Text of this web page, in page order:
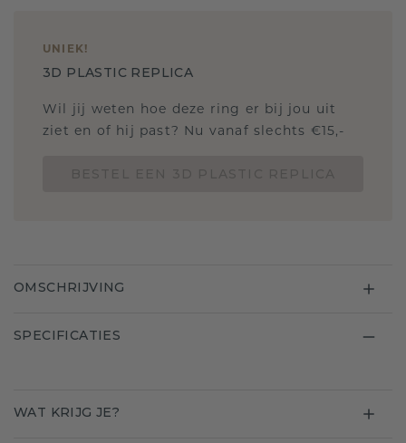
UNIEK!
3D PLASTIC REPLICA
Wil jij weten hoe deze ring er bij jou uit
ziet en of hij past? Nu vanaf slechts €15,-
OMSCHRIJVING
SPECIFICATIES
WAT KRIJG JE?